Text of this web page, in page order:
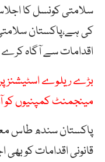
سلامتی کونسل کا
کی ہے،پاکستان
اقدامات سے آگاہ کرے
بڑے ریلوے اسٹیشنز
مینجمنٹ کمپنیوں
پاکستان سندھ طاس
قانونی اقدامات کو